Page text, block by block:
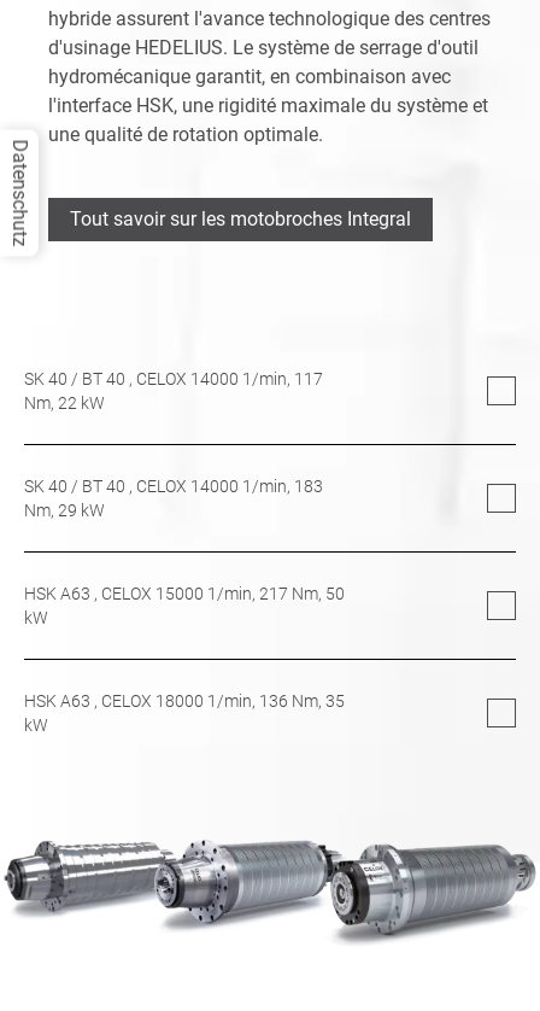
hybride assurent l'avance technologique des centres
d'usinage HEDELIUS. Le système de serrage d'outil
hydromécanique garantit, en combinaison avec
l'interface HSK, une rigidité maximale du système et
une qualité de rotation optimale.
Tout savoir sur les motobroches Integral
SK 40 / BT 40 , CELOX 14000 1/min, 117
Nm, 22 kW
SK 40 / BT 40 , CELOX 14000 1/min, 183
Nm, 29 kW
HSK A63 , CELOX 15000 1/min, 217 Nm, 50
kW
HSK A63 , CELOX 18000 1/min, 136 Nm, 35
kW
Datenschutz